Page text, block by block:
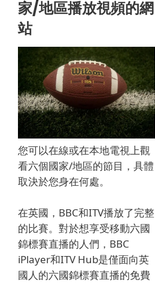
家/地區播放視頻的網
站
您可以在線或在本地電視上觀
看六個國家/地區的節目，具體
取決於您身在何處。
在英國，BBC和ITV播放了完整
的比賽。 對於想享受移動六國
錦標賽直播的人們，BBC
iPlayer和ITV Hub是僅面向英
國人的六國錦標賽直播的免費